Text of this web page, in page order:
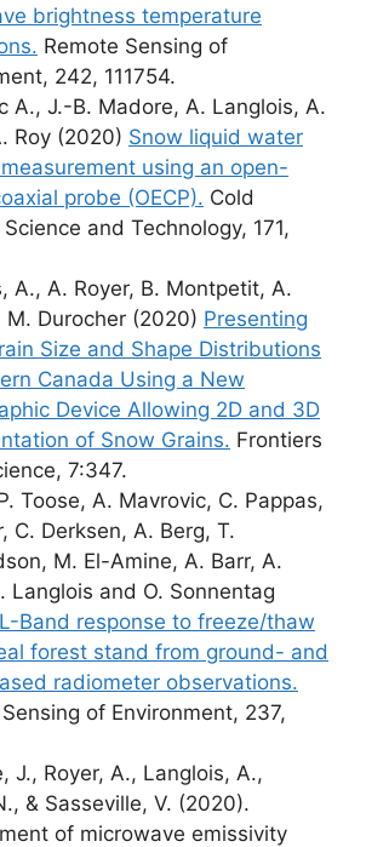
brightness temperature
Remote Sensing of
242, 111754.
A., J.-B. Madore, A. Langlois, A.
Roy (2020) Snow liquid water
using an open-
probe (OECP). Cold
and Technology, 171,
A., A. Royer, B. Montpetit, A.
M. Durocher (2020) Presenting
Size and Shape Distributions
Canada Using a New
Device Allowing 2D and 3D
of Snow Grains. Frontiers
7:347.
Toose, A. Mavrovic, C. Pappas,
C. Derksen, A. Berg, T.
M. El-Amine, A. Barr, A.
Langlois and O. Sonnentag
L-Band response to freeze/thaw
forest stand from ground- and
radiometer observations.
of Environment, 237,
J., Royer, A., Langlois, A.,
& Sasseville, V. (2020).
of microwave emissivity